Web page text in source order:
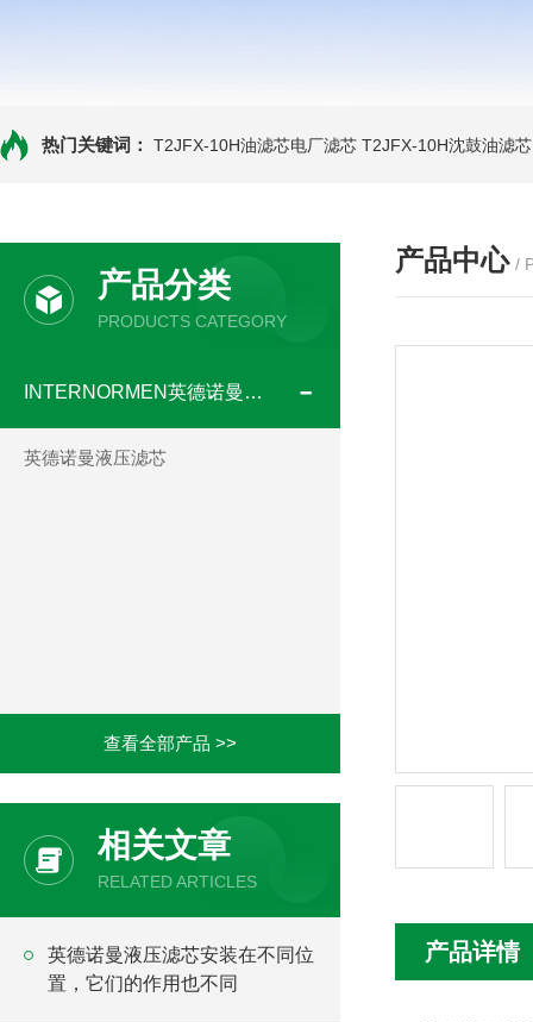
热门关键词： T2JFX-10H油滤芯电厂滤芯 T2JFX-10H沈鼓油滤芯
产品分类
PRODUCTS CATEGORY
INTERNORMEN英德诺曼滤芯
英德诺曼液压滤芯
查看全部产品 >>
相关文章
RELATED ARTICLES
英德诺曼液压滤芯安装在不同位
置，它们的作用也不同
产品中心 /
产品详情